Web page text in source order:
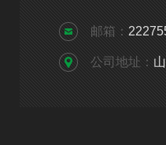
邮箱：
公司地址：